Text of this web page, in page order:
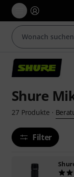
Shure
27 Produkte ·
Filter